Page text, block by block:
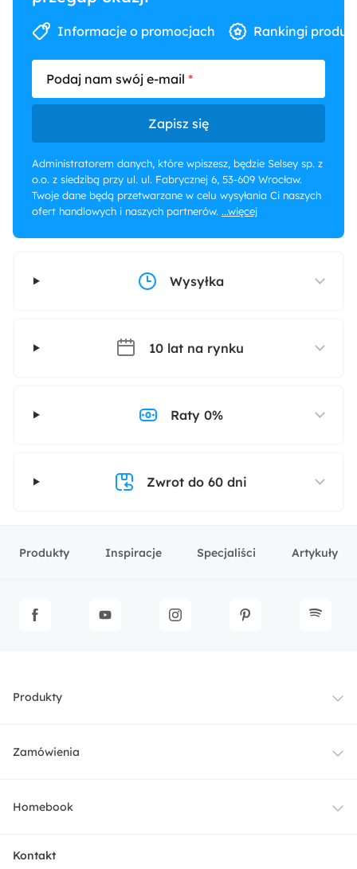
Informacje o promocjach Rankingi
Podaj nam swój e-mail
Zapisz się
Administratorem danych, które wpiszesz, będzie Selsey sp. z
o.o. z siedzibą przy ul. ul. Fabrycznej 6, 53-609 Wrocław.
Twoje dane będą przetwarzane w celu wysyłania Ci naszych
ofert handlowych i naszych partnerów. ...więcej
Wysyłka
10 lat na rynku
Raty 0%
Zwrot do 60 dni
Produkty Inspiracje Specjaliści Artykuły
Produkty
Meble
Zamówienia
Dostawa
Homebook
O nas
Kontakt